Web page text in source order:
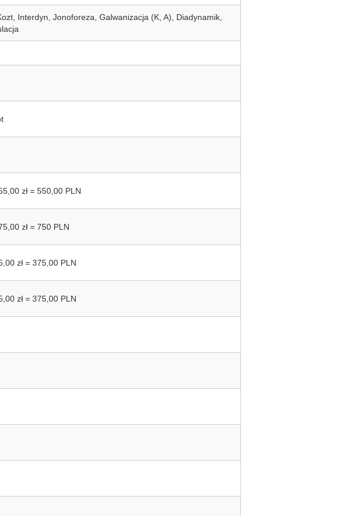
Interdyn, Jonoforeza, Galwanizacja (K, A), Diadynamik,
zł = 550,00 PLN
zł = 750 PLN
zł = 375,00 PLN
zł = 375,00 PLN